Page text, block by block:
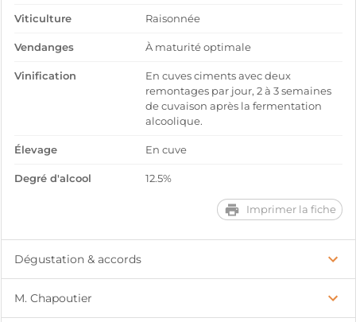
Viticulture Raisonnée
Vendanges À maturité optimale
Vinification
En cuves ciments avec deux
remontages par jour, 2 à 3 semaines
de cuvaison après la fermentation
alcoolique.
Élevage En cuve
Degré d'alcool 12.5%
Imprimer la fiche
Dégustation & accords
M. Chapoutier